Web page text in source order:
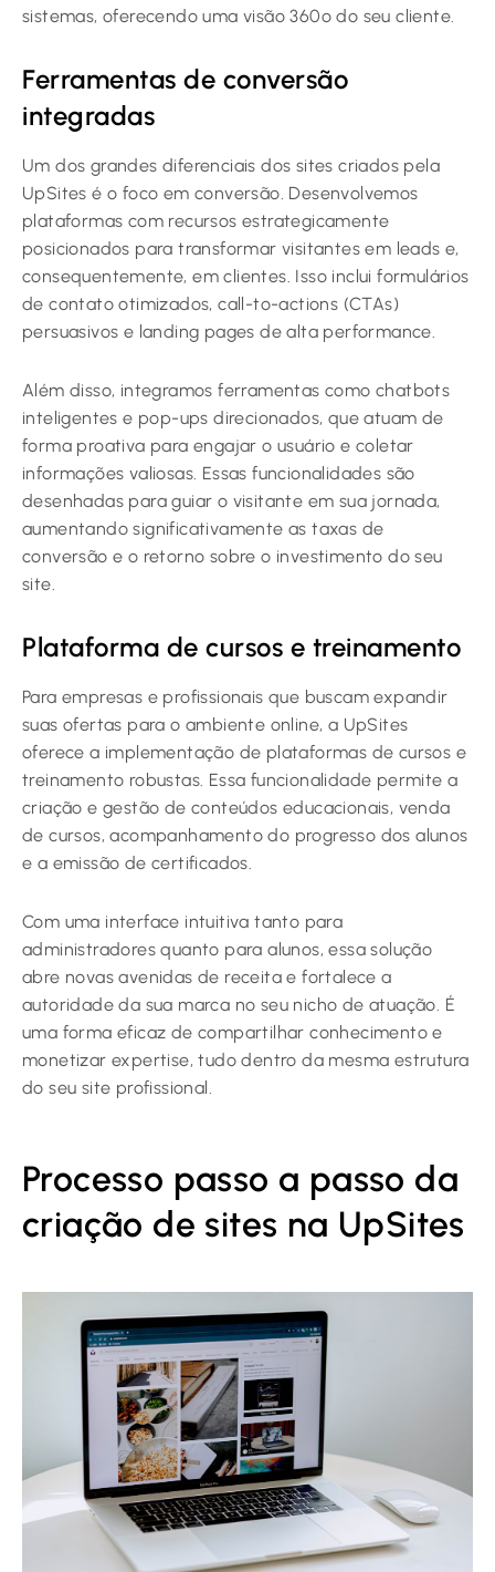
sistemas, oferecendo uma visão 360º do seu cliente.
Ferramentas de conversão
integradas
Um dos grandes diferenciais dos sites criados pela
UpSites é o foco em conversão. Desenvolvemos
plataformas com recursos estrategicamente
posicionados para transformar visitantes em leads e,
consequentemente, em clientes. Isso inclui formulários
de contato otimizados, call-to-actions (CTAs)
persuasivos e landing pages de alta performance.
Além disso, integramos ferramentas como chatbots
inteligentes e pop-ups direcionados, que atuam de
forma proativa para engajar o usuário e coletar
informações valiosas. Essas funcionalidades são
desenhadas para guiar o visitante em sua jornada,
aumentando significativamente as taxas de
conversão e o retorno sobre o investimento do seu
site.
Plataforma de cursos e treinamento
Para empresas e profissionais que buscam expandir
suas ofertas para o ambiente online, a UpSites
oferece a implementação de plataformas de cursos e
treinamento robustas. Essa funcionalidade permite a
criação e gestão de conteúdos educacionais, venda
de cursos, acompanhamento do progresso dos alunos
e a emissão de certificados.
Com uma interface intuitiva tanto para
administradores quanto para alunos, essa solução
abre novas avenidas de receita e fortalece a
autoridade da sua marca no seu nicho de atuação. É
uma forma eficaz de compartilhar conhecimento e
monetizar expertise, tudo dentro da mesma estrutura
do seu site profissional.
Processo passo a passo da
criação de sites na UpSites